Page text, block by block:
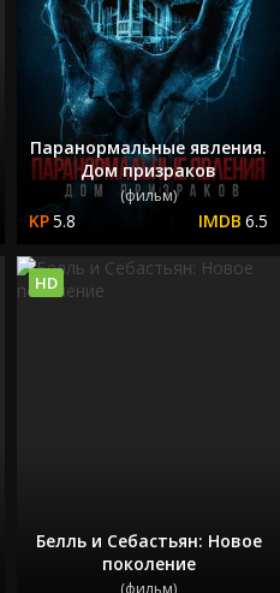
Паранормальные явления.
Дом призраков
(фильм)
5.8 6.5
Белль и Себастьян: Новое
поколение
(фильм)
HD